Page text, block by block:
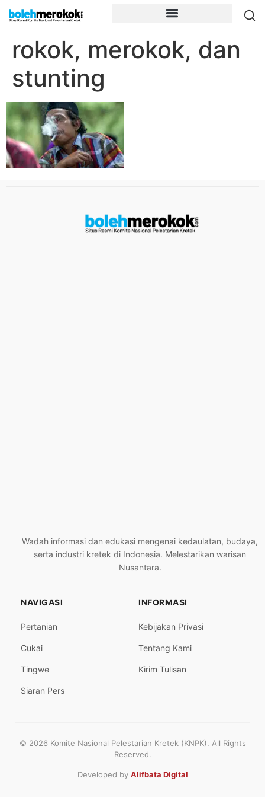
rokok, merokok, dan
stunting
Wadah informasi dan edukasi mengenai kedaulatan, budaya,
serta industri kretek di Indonesia. Melestarikan warisan
Nusantara.
NAVIGASI
Pertanian
Cukai
Tingwe
Siaran Pers
INFORMASI
Kebijakan Privasi
Tentang Kami
Kirim Tulisan
© 2026 Komite Nasional Pelestarian Kretek (KNPK). All Rights
Reserved.
Developed by Alifbata Digital